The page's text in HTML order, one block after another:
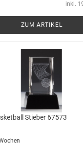
inkl.
ZUM ARTIKEL
Stieber 67573